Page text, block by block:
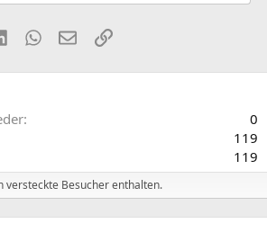
LinkedInWhatsApp
E-MailLink
0
119
119
versteckte Besucher enthalten.